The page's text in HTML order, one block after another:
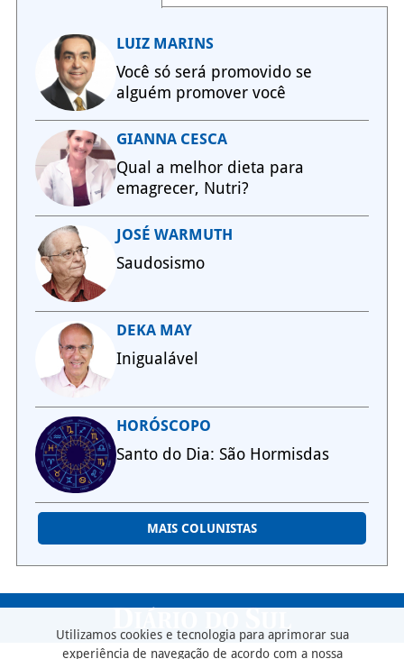
LUIZ MARINS
Você só será promovido se
alguém promover você
GIANNA CESCA
Qual a melhor dieta para
emagrecer, Nutri?
JOSÉ WARMUTH
Saudosismo
DEKA MAY
Inigualável
HORÓSCOPO
Santo do Dia: São Hormisdas
MAIS COLUNISTAS
Utilizamos cookies e tecnologia para aprimorar sua
experiência de navegação de acordo com a nossa